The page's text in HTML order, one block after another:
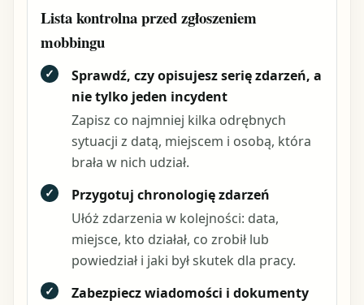
Lista kontrolna przed zgłoszeniem
mobbingu
✓
Sprawdź, czy opisujesz serię zdarzeń, a
nie tylko jeden incydent
Zapisz co najmniej kilka odrębnych
sytuacji z datą, miejscem i osobą, która
brała w nich udział.
✓
Przygotuj chronologię zdarzeń
Ułóż zdarzenia w kolejności: data,
miejsce, kto działał, co zrobił lub
powiedział i jaki był skutek dla pracy.
✓
Zabezpiecz wiadomości i dokumenty